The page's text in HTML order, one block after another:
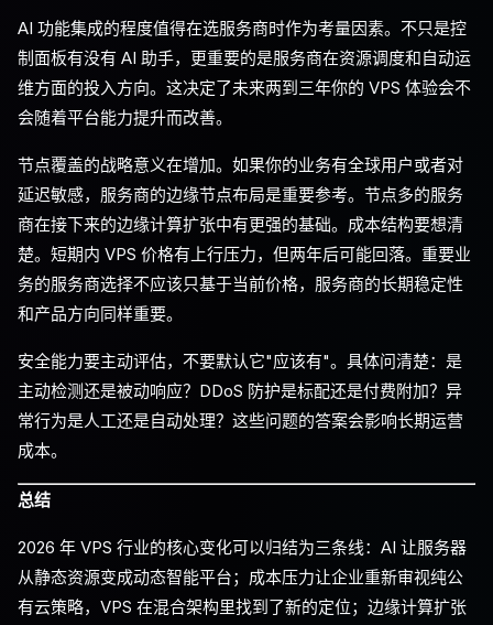
AI 功能集成的程度值得在选服务商时作为考量因素。不只是控
制面板有没有 AI 助手，更重要的是服务商在资源调度和自动运
维方面的投入方向。这决定了未来两到三年你的 VPS 体验会不
会随着平台能力提升而改善。
节点覆盖的战略意义在增加。如果你的业务有全球用户或者对
延迟敏感，服务商的边缘节点布局是重要参考。节点多的服务
商在接下来的边缘计算扩张中有更强的基础。成本结构要想清
楚。短期内 VPS 价格有上行压力，但两年后可能回落。重要业
务的服务商选择不应该只基于当前价格，服务商的长期稳定性
和产品方向同样重要。
安全能力要主动评估，不要默认它"应该有"。具体问清楚：是
主动检测还是被动响应？DDoS 防护是标配还是付费附加？异
常行为是人工还是自动处理？这些问题的答案会影响长期运营
成本。
总结
2026 年 VPS 行业的核心变化可以归结为三条线：AI 让服务器
从静态资源变成动态智能平台；成本压力让企业重新审视纯公
有云策略，VPS 在混合架构里找到了新的定位；边缘计算扩张